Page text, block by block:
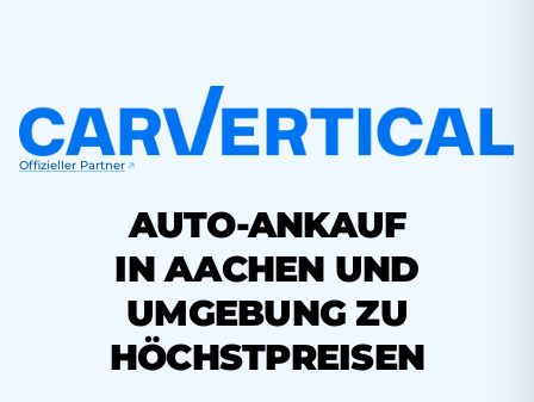
Offizieller Partner
AUTO-ANKAUF
IN AACHEN UND
UMGEBUNG ZU
HÖCHSTPREISEN